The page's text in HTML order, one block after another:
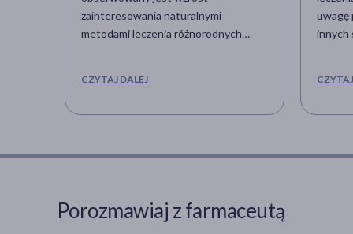
zainteresowania naturalnymi
metodami leczenia różnorodnych
produkty pszczele podczas procesu
swoje specyficzne właściwości miód
stosowanych w apiterapii. Dlaczego?
CZYTAJ DALEJ
uwagę
innych
Porozmawiaj z farmaceutą